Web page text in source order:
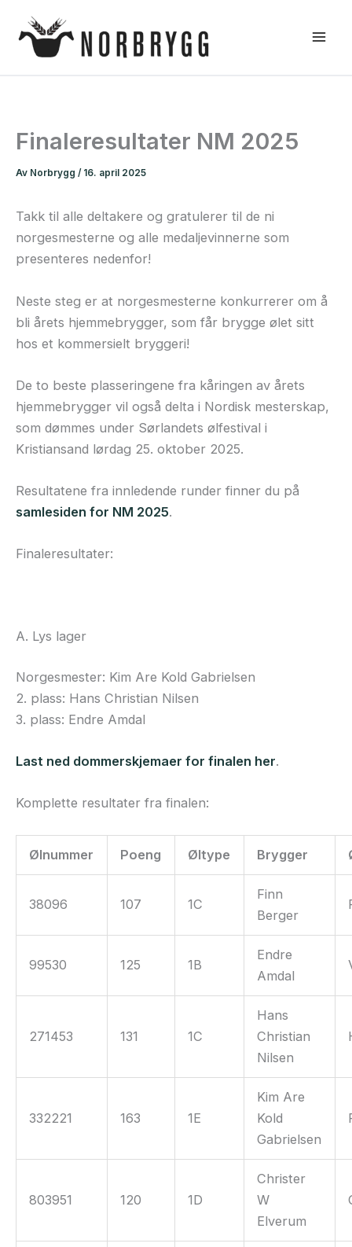
rett
Finaleresultater NM 2025
Av Norbrygg / 16. april 2025
Takk til alle deltakere og gratulerer til de ni
norgesmesterne og alle medaljevinnerne som
presenteres nedenfor!
Neste steg er at norgesmesterne konkurrerer om å
bli årets hjemmebrygger, som får brygge ølet sitt
hos et kommersielt bryggeri!
De to beste plasseringene fra kåringen av årets
hjemmebrygger vil også delta i Nordisk mesterskap,
som dømmes under Sørlandets ølfestival i
Kristiansand lørdag 25. oktober 2025.
Resultatene fra innledende runder finner du på
samlesiden for NM 2025.
Finaleresultater:
A. Lys lager
Norgesmester: Kim Are Kold Gabrielsen
2. plass: Hans Christian Nilsen
3. plass: Endre Amdal
Last ned dommerskjemaer for finalen her.
Komplette resultater fra finalen:
Ølnummer Poeng Øltype Brygger
38096 107 1C
Finn
Berger
99530 125 1B
Endre
Amdal
271453 131 1C
Hans
Christian
Nilsen
332221 163 1E
Kim Are
Kold
Gabrielsen
803951 120 1D
Christer
W
Elverum